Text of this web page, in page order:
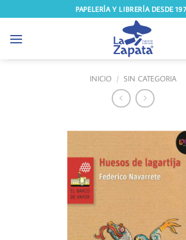
al
contenido
PAPELERÍA Y LIBRERÍA DESDE
INICIO / SIN CATEGORIA